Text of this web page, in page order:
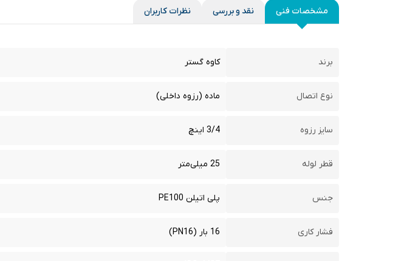
مشخصات فنی نقد و بررسی نظرات کاربران
برند کاوه گستر
نوع اتصال ماده (رزوه داخلی)
سایز رزوه 3/4 اینچ
قطر لوله 25 میلی‌متر
جنس پلی اتیلن PE100
فشار کاری 16 بار (PN16)